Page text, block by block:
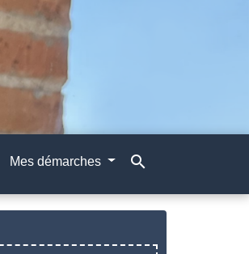
Mes démarches search